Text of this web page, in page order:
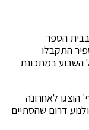
הספר
התקבלו
השבוע במתכונת
לאחרונה
דרום שהסתיים